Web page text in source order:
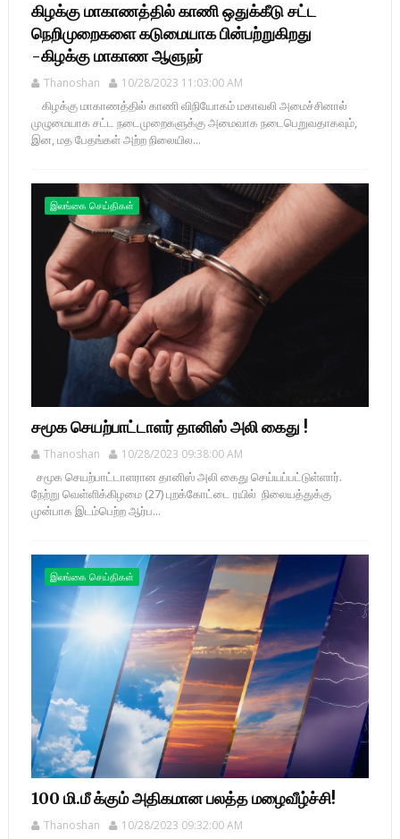
கிழக்கு மாகாணத்தில் காணி ஒதுக்கீடு சட்ட
நெறிமுறைகளை கடுமையாக பின்பற்றுகிறது
-கிழக்கு மாகாண ஆளுநர்
Thanoshan 10/28/2023 11:03:00 AM
கிழக்கு மாகாணத்தில் காணி விநியோகம் மகாவலி அமைச்சினால்
முழுமையாக சட்ட நடைமுறைகளுக்கு அமைவாக நடைபெறுவதாகவும்,
இன, மத பேதங்கள் அற்ற நிலையில...
இலங்கை செய்திகள்
சமூக செயற்பாட்டாளர் தானிஸ் அலி கைது !
Thanoshan 10/28/2023 09:38:00 AM
சமூக செயற்பாட்டாளரான தானிஸ் அலி கைது செய்யப்பட்டுள்ளார்.
நேற்று வெள்ளிக்கிழமை (27) புறக்கோட்டை ரயில் நிலையத்துக்கு
முன்பாக இடம்பெற்ற ஆர்ப...
இலங்கை செய்திகள்
100 மி.மீ க்கும் அதிகமான பலத்த மழைவீழ்ச்சி!
Thanoshan 10/28/2023 09:32:00 AM